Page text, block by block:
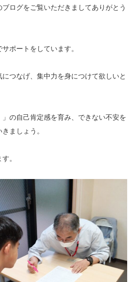
ログをご覧いただきましてありがとう
ポートをしています。
つなげ、集中力を身につけて欲しいと
」の自己肯定感を育み、できない不安を
ましょう。
。